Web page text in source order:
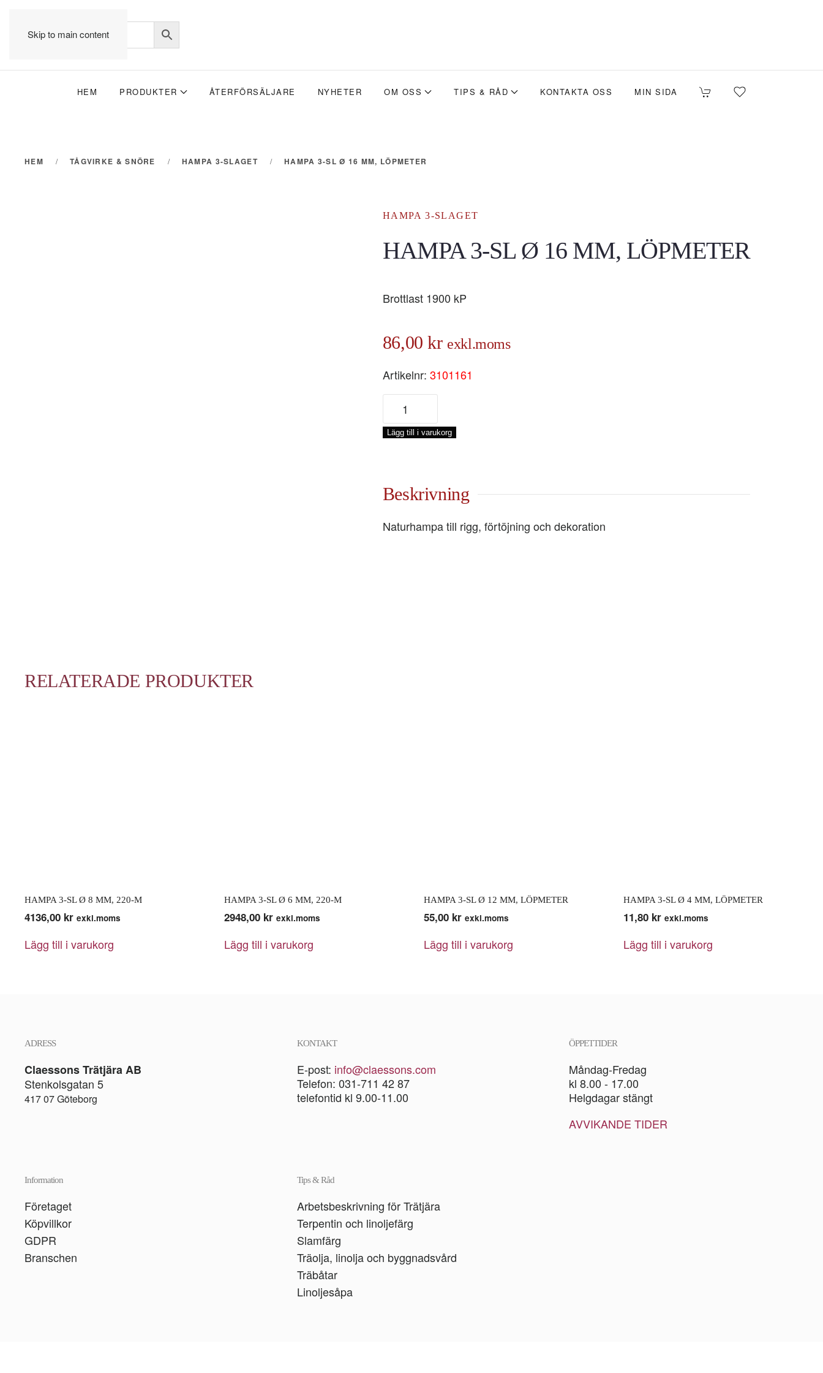
Skip to main content
HEM PRODUKTER ÅTERFÖRSÄLJARE NYHETER OM OSS TIPS & RÅD KONTAKTA OSS MIN SIDA
HEM TÅGVIRKE & SNÖRE HAMPA 3-SLAGET HAMPA 3-SL Ø 16 MM, LÖPMETER
HAMPA 3-SLAGET
HAMPA 3-SL Ø 16 MM, LÖPMETER
Brottlast 1900 kP
86,00kr exkl.moms
Artikelnr: 3101161
HAMPA
SL
Ø
LÖPMETER
mängd
Lägg till i varukorg
Beskrivning
Naturhampa till rigg, förtöjning och dekoration
RELATERADE PRODUKTER
HAMPA 3-SL Ø 8 MM, 220-M
4136,00 kr exkl.moms
Lägg till i varukorg
HAMPA 3-SL Ø 6 MM, 220-M
2948,00 kr exkl.moms
Lägg till i varukorg
HAMPA 3-SL Ø 12 MM, LÖPMETER
55,00 kr exkl.moms
Lägg till i varukorg
HAMPA 3-SL Ø 4 MM, LÖPMETER
11,80 kr exkl.moms
Lägg till i varukorg
ADRESS
Claessons Trätjära AB
Stenkolsgatan 5
417 07 Göteborg
KONTAKT
E-post: info@claessons.com
Telefon: 031-711 42 87
telefontid kl 9.00-11.00
ÖPPETTIDER
Måndag-Fredag
kl 8.00 - 17.00
Helgdagar stängt
AVVIKANDE TIDER
Information
Företaget
Köpvillkor
GDPR
Branschen
Tips & Råd
Arbetsbeskrivning för Trätjära
Terpentin och linoljefärg
Slamfärg
Träolja, linolja och byggnadsvård
Träbåtar
Linoljesåpa